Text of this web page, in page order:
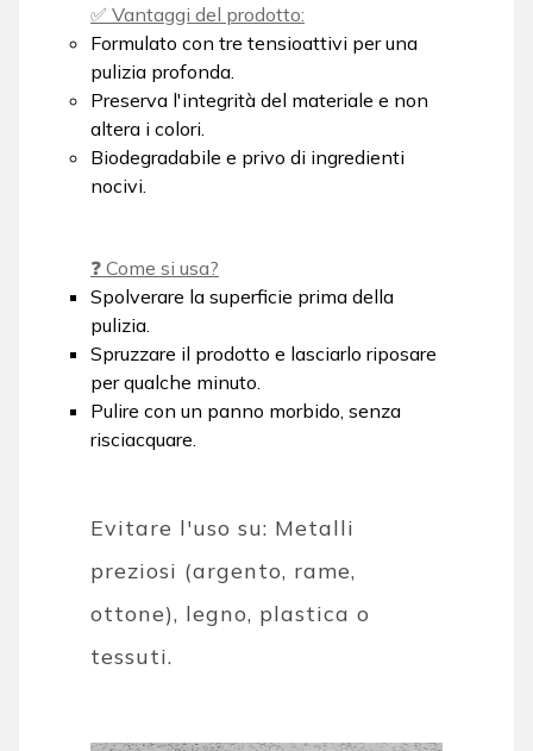
✅ Vantaggi del prodotto:
Formulato con tre tensioattivi per una
pulizia profonda.
Preserva l'integrità del materiale e non
altera i colori.
Biodegradabile e privo di ingredienti
nocivi.
❓ Come si usa?
Spolverare la superficie prima della
pulizia.
Spruzzare il prodotto e lasciarlo riposare
per qualche minuto.
Pulire con un panno morbido, senza
risciacquare.
Evitare l'uso su: Metalli
preziosi (argento, rame,
ottone), legno, plastica o
tessuti.